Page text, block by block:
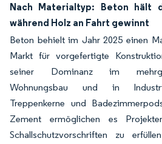
Nach Materialtyp: Beton hält
während Holz an Fahrt gewinnt
Beton behielt im Jahr 2025 einen
Markt für vorgefertigte
seiner Dominanz im
Wohnungsbau und in
Treppenkerne und
Zement ermöglichen es
Schallschutzvorschriften zu